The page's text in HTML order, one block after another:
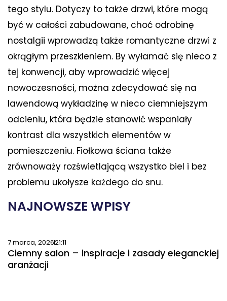
tego stylu. Dotyczy to także drzwi, które mogą
być w całości zabudowane, choć odrobinę
nostalgii wprowadzą także romantyczne drzwi z
okrągłym przeszkleniem. By wyłamać się nieco z
tej konwencji, aby wprowadzić więcej
nowoczesności, można zdecydować się na
lawendową wykładzinę w nieco ciemniejszym
odcieniu, która będzie stanowić wspaniały
kontrast dla wszystkich elementów w
pomieszczeniu. Fiołkowa ściana także
zrównoważy rozświetlającą wszystko biel i bez
problemu ukołysze każdego do snu.
NAJNOWSZE WPISY
7 marca, 202621:11
Ciemny salon – inspiracje i zasady eleganckiej
aranżacji